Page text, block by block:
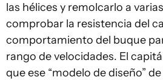
las hélices y remolcarlo a
comprobar la resistencia del
comportamiento del buque
rango de velocidades. El
que ese “modelo de diseño”